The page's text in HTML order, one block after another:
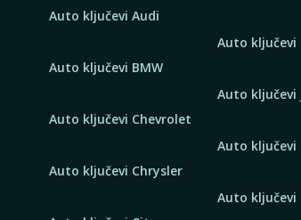
Auto ključevi Audi
Auto ključevi BMW
Auto ključevi Chevrolet
Auto ključevi Chrysler
Auto ključevi
Auto ključevi
Auto ključevi
Auto ključevi